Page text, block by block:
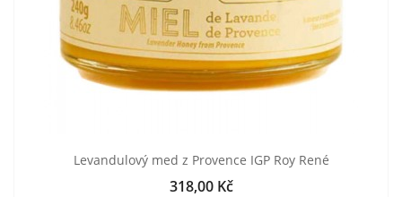
Levandulový med z Provence IGP Roy René
Cena
318,00 Kč